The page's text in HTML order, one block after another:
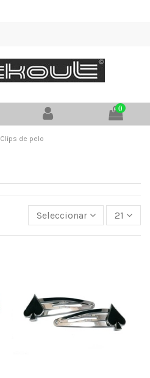
0
Clips de pelo
Seleccionar 21